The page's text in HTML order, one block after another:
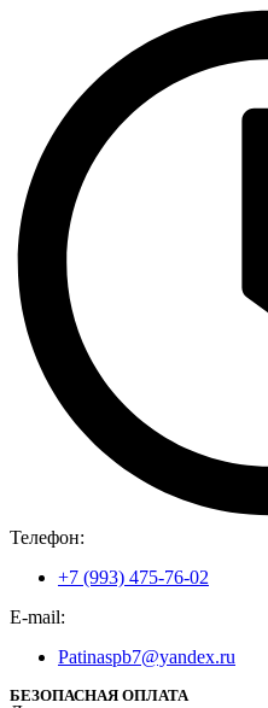
Телефон:
+7 (993) 475-76-02
E-mail:
Patinaspb7@yandex.ru
БЕЗОПАСНАЯ ОПЛАТА